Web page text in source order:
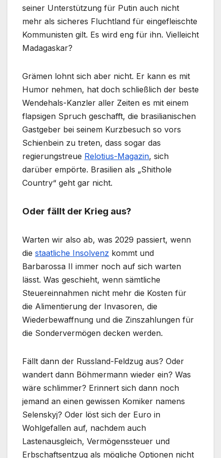
seiner Unterstützung für Putin auch nicht
mehr als sicheres Fluchtland für eingefleischte
Kommunisten gilt. Es wird eng für ihn. Vielleicht
Madagaskar?
Grämen lohnt sich aber nicht. Er kann es mit
Humor nehmen, hat doch schließlich der beste
Wendehals-Kanzler aller Zeiten es mit einem
flapsigen Spruch geschafft, die brasilianischen
Gastgeber bei seinem Kurzbesuch so vors
Schienbein zu treten, dass sogar das
regierungstreue Relotius-Magazin, sich
darüber empörte. Brasilien als „Shithole
Country“ geht gar nicht.
Oder fällt der Krieg aus?
Warten wir also ab, was 2029 passiert, wenn
die staatliche Insolvenz kommt und
Barbarossa II immer noch auf sich warten
lässt. Was geschieht, wenn sämtliche
Steuereinnahmen nicht mehr die Kosten für
die Alimentierung der Invasoren, die
Wiederbewaffnung und die Zinszahlungen für
die Sondervermögen decken werden.
Fällt dann der Russland-Feldzug aus? Oder
wandert dann Böhmermann wieder ein? Was
wäre schlimmer? Erinnert sich dann noch
jemand an einen gewissen Komiker namens
Selenskyj? Oder löst sich der Euro in
Wohlgefallen auf, nachdem auch
Lastenausgleich, Vermögenssteuer und
Erbschaftsentzug als mögliche Optionen nicht